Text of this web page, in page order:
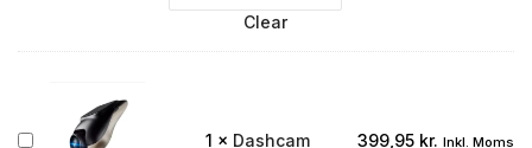
Clear
Dashcam 1 × Dashcam 399,95 kr. Inkl. Moms